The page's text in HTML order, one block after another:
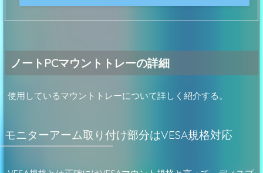
ノートPCマウントトレーの詳細
使用しているマウントトレーについて詳しく紹介する。
モニターアーム取り付け部分はVESA規格対応